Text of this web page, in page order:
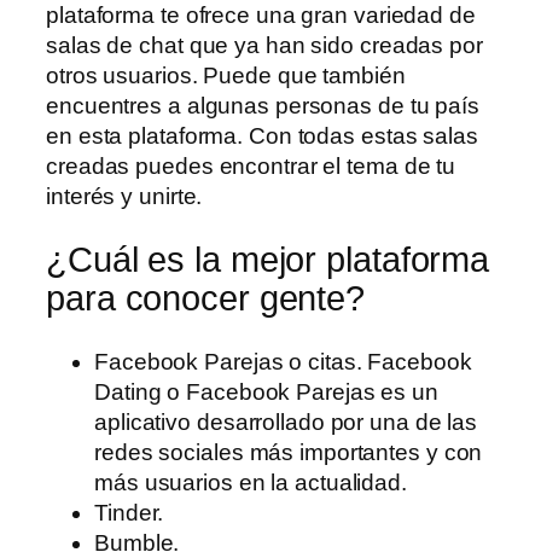
plataforma te ofrece una gran variedad de
salas de chat que ya han sido creadas por
otros usuarios. Puede que también
encuentres a algunas personas de tu país
en esta plataforma. Con todas estas salas
creadas puedes encontrar el tema de tu
interés y unirte.
¿Cuál es la mejor plataforma
para conocer gente?
Facebook Parejas o citas. Facebook
Dating o Facebook Parejas es un
aplicativo desarrollado por una de las
redes sociales más importantes y con
más usuarios en la actualidad.
Tinder.
Bumble.